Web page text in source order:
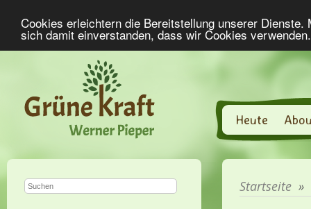
Cookies erleichtern die Bereitstellung unserer
sich damit einverstanden, dass wir Cookies
Heute
Startseite »